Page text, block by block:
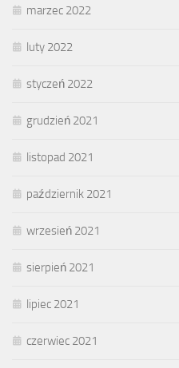
marzec 2022
luty 2022
styczeń 2022
grudzień 2021
listopad 2021
październik 2021
wrzesień 2021
sierpień 2021
lipiec 2021
czerwiec 2021